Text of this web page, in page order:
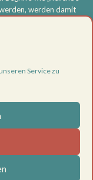
Service zu
werden damit
Inhalte ersetzen
professionelle
wende dich
Die Nutzung aller